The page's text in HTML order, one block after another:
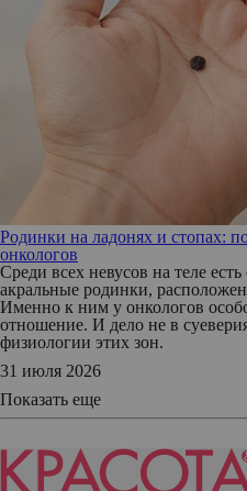
Родинки на ладонях и стопах:
онкологов
Среди всех невусов на теле
акральные родинки,
Именно к ним у онкологов
отношение. И дело не в
физиологии этих зон.
31 июля 2026
Показать еще